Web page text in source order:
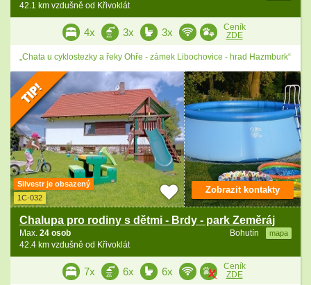
42.1 km vzdušně od Křivoklát
4x 3x 3x
Ceník
ZDE
„Chata u cyklostezky a řeky Ohře - zámek Libochovice - hrad Hazmburk“
Silvestr je obsazený
1C-032
Chalupa pro rodiny s dětmi - Brdy - park Zeměráj
Bohutín mapa
Max. 24 osob
42.4 km vzdušně od Křivoklát
Zobrazit kontakty
7x 6x 6x
Ceník
ZDE